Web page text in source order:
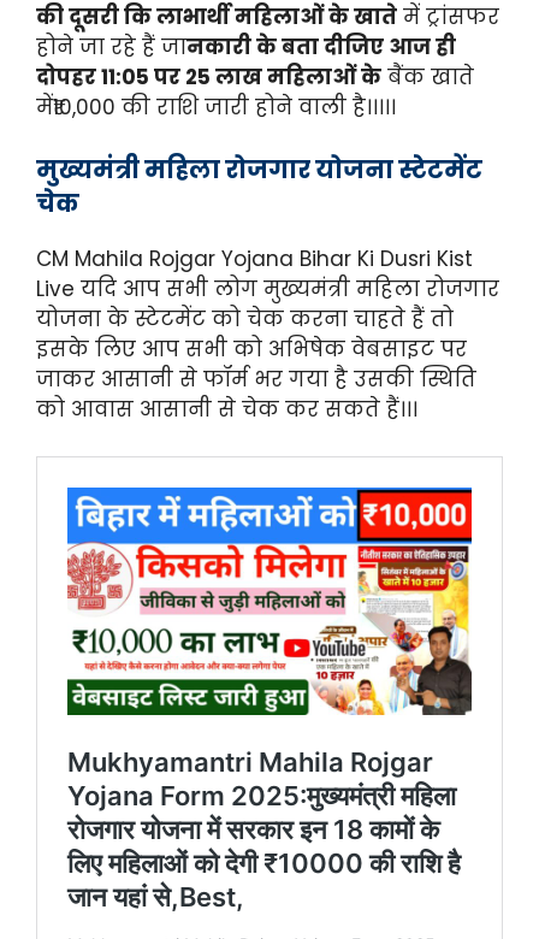
की दूसरी कि लाभार्थी महिलाओं के खाते में ट्रांसफर
होने जा रहे हैं जानकारी के बता दीजिए आज ही
दोपहर 11:05 पर 25 लाख महिलाओं के बैंक खाते
में₹10,000 की राशि जारी होने वाली है।।।।।
मुख्यमंत्री महिला रोजगार योजना स्टेटमेंट
चेक
CM Mahila Rojgar Yojana Bihar Ki Dusri Kist
Live यदि आप सभी लोग मुख्यमंत्री महिला रोजगार
योजना के स्टेटमेंट को चेक करना चाहते हैं तो
इसके लिए आप सभी को अभिषेक वेबसाइट पर
जाकर आसानी से फॉर्म भर गया है उसकी स्थिति
को आवास आसानी से चेक कर सकते हैं।।।